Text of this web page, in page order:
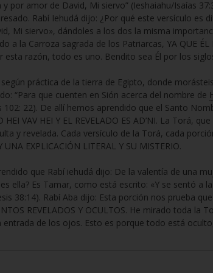
y por amor de David, Mi siervo” (Ieshaiahu/Isaías
Rabí Iehudá dijo: ¿Por qué este versículo es
Mi siervo», dándoles a los dos la misma
a la Carroza sagrada de los Patriarcas, YA QUE ÉL
esta razón, todo es uno. Bendito sea Él por los
según práctica de la tierra de Egipto, donde
“Para que cuenten en Sión acerca del nombre de
102: 22). De allí hemos aprendido que el Santo
HEI VAV HEI Y EL REVELADO ES AD’NI. La Torá,
y revelada. Cada versículo de la Torá, cada
UNA EXPLICACIÓN LITERAL Y SU MISTERIO.
que Rabí iehudá dijo: De la valentía de una
ella? Es Tamar, como está escrito: «Y se sentó a la
38:14). Rabí Aba dijo: Esta porción nos prueba
REVELADOS Y OCULTOS. He mirado toda la
entrada de los ojos. Esto es porque todo está